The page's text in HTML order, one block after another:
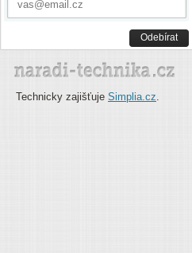
Odebírat
Technicky zajišťuje Simplia.cz.